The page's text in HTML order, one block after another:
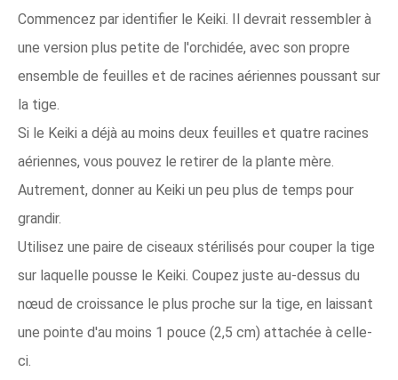
Commencez par identifier le Keiki. Il devrait ressembler à
une version plus petite de l'orchidée, avec son propre
ensemble de feuilles et de racines aériennes poussant sur
la tige.
Si le Keiki a déjà au moins deux feuilles et quatre racines
aériennes, vous pouvez le retirer de la plante mère.
Autrement, donner au Keiki un peu plus de temps pour
grandir.
Utilisez une paire de ciseaux stérilisés pour couper la tige
sur laquelle pousse le Keiki. Coupez juste au-dessus du
nœud de croissance le plus proche sur la tige, en laissant
une pointe d'au moins 1 pouce (2,5 cm) attachée à celle-
ci.